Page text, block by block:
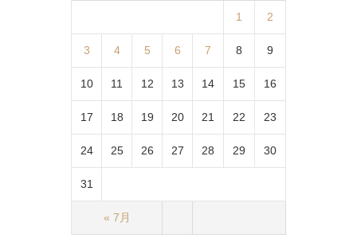
« 7月
1 2
3 4 5 6 7 8 9
10 11 12 13 14 15 16
17 18 19 20 21 22 23
24 25 26 27 28 29 30
31